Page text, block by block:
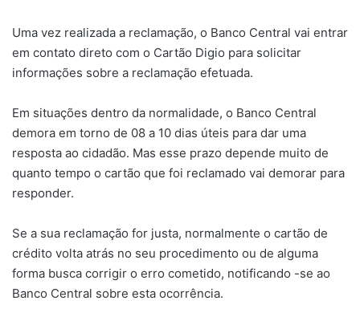
Uma vez realizada a reclamação, o Banco Central vai entrar
em contato direto com o Cartão Digio para solicitar
informações sobre a reclamação efetuada.
Em situações dentro da normalidade, o Banco Central
demora em torno de 08 a 10 dias úteis para dar uma
resposta ao cidadão. Mas esse prazo depende muito de
quanto tempo o cartão que foi reclamado vai demorar para
responder.
Se a sua reclamação for justa, normalmente o cartão de
crédito volta atrás no seu procedimento ou de alguma
forma busca corrigir o erro cometido, notificando -se ao
Banco Central sobre esta ocorrência.